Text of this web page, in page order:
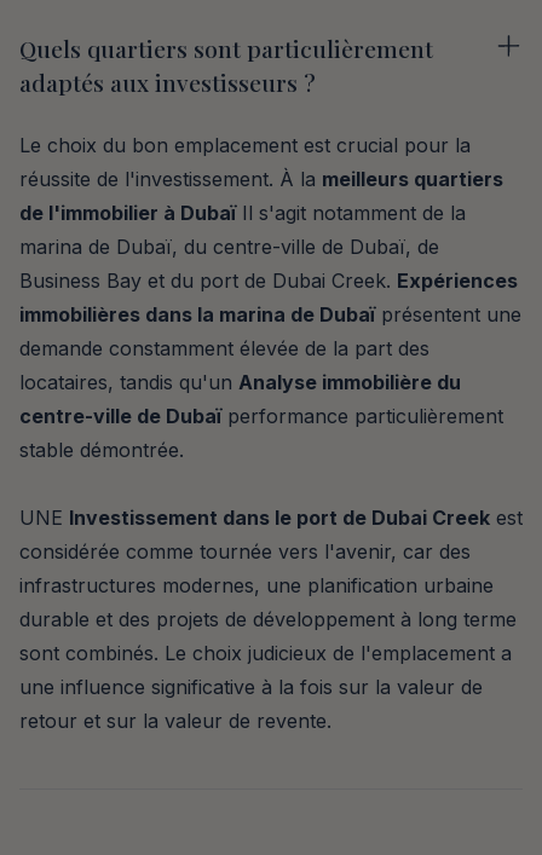
Quels quartiers sont particulièrement
adaptés aux investisseurs ?
Le choix du bon emplacement est crucial pour la
réussite de l'investissement. À la meilleurs quartiers
de l'immobilier à DubaïIl s'agit notamment de la
marina de Dubaï, du centre-ville de Dubaï, de
Business Bay et du port de Dubai Creek. Expériences
immobilières dans la marina de Dubaïprésentent une
demande constamment élevée de la part des
locataires, tandis qu'un Analyse immobilière du
centre-ville de Dubaïperformance particulièrement
stable démontrée.
UNE Investissement dans le port de Dubai Creek est
considérée comme tournée vers l'avenir, car des
infrastructures modernes, une planification urbaine
durable et des projets de développement à long terme
sont combinés. Le choix judicieux de l'emplacement a
une influence significative à la fois sur la valeur de
retour et sur la valeur de revente.